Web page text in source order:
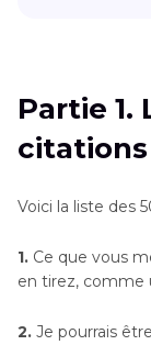
Partie 2.
drôles avec
Partie 3 .
Partie 1.
Voici la liste des
1. Ce que vous
en tirez,
2. Je pourrais